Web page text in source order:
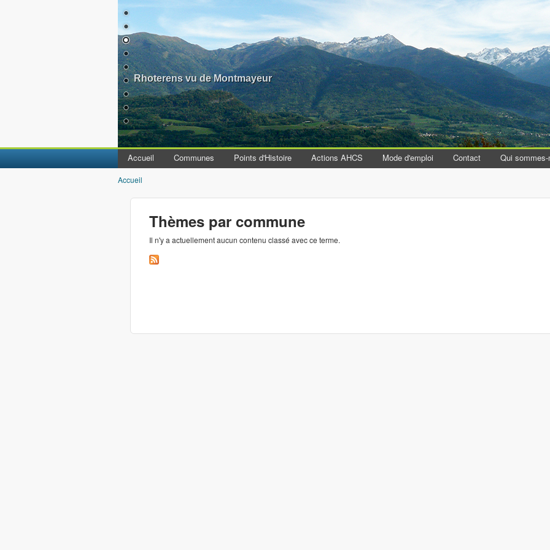
Aller au contenu principal
Rhoterens vu de Montmayeur
Accueil Communes Points d'Histoire Actions AHCS Mode d'emploi Contact Qui
Vous êtes ici
Accueil
Thèmes par commune
Il n'y a actuellement aucun contenu classé avec ce terme.